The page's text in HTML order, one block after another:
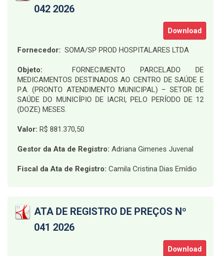
042 2026
Download
Fornecedor: SOMA/SP PROD HOSPITALARES LTDA
Objeto:
FORNECIMENTO PARCELADO DE
MEDICAMENTOS DESTINADOS AO CENTRO DE SAÚDE E
P.A. (PRONTO ATENDIMENTO MUNICIPAL) – SETOR DE
SAÚDE DO MUNICÍPIO DE IACRI, PELO PERÍODO DE 12
(DOZE) MESES.
Valor: R$ 881.370,50
Gestor da Ata de Registro: Adriana Gimenes Juvenal
Fiscal da Ata de Registro: Camila Cristina Dias Emídio
ATA DE REGISTRO DE PREÇOS Nº
041 2026
Download